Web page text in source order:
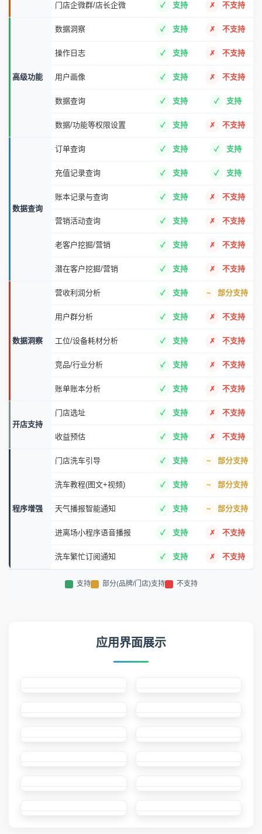
远程上下电/取消订单 支持 不支持
不同门店开启余额通用 支持 部分支持
门店/工位维护 支持 支持
计费模式/时段折扣 支持 部分支持
智能通知助手 支持 不支持
门店企微群/店长企微 支持 不支持
数据洞察 支持 不支持
操作日志 支持 不支持
用户画像 支持 不支持
数据查询 支持 支持
数据/功能等权限设置 支持 不支持
订单查询 支持 支持
充值记录查询 支持 支持
账本记录与查询 支持 不支持
营销活动查询 支持 不支持
老客户挖掘/营销 支持 不支持
潜在客户挖掘/营销 支持 不支持
营收利润分析 支持 部分支持
用户群分析 支持 不支持
工位/设备耗材分析 支持 不支持
竞品/行业分析 支持 不支持
账单账本分析 支持 不支持
门店选址 支持 不支持
收益预估 支持 不支持
门店洗车引导 支持